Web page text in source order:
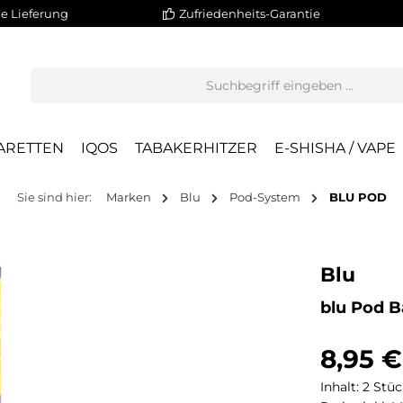
Lieferung Zufriedenheits-Garantie
IQOS TABAKERHITZER E-SHISHA / VAPE
Sie sind hier: Marken Blu Pod-System BLU POD
Blu
blu Pod
8,95 €
Inhalt: 2